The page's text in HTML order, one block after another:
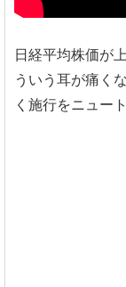
日経平均株価が
ういう耳が痛く
く施行をニュー